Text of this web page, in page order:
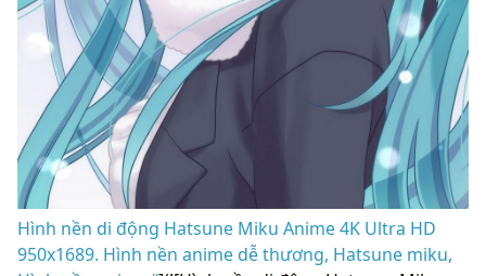
Hình nền di động Hatsune Miku Anime 4K Ultra HD
950x1689. Hình nền anime dễ thương, Hatsune miku,